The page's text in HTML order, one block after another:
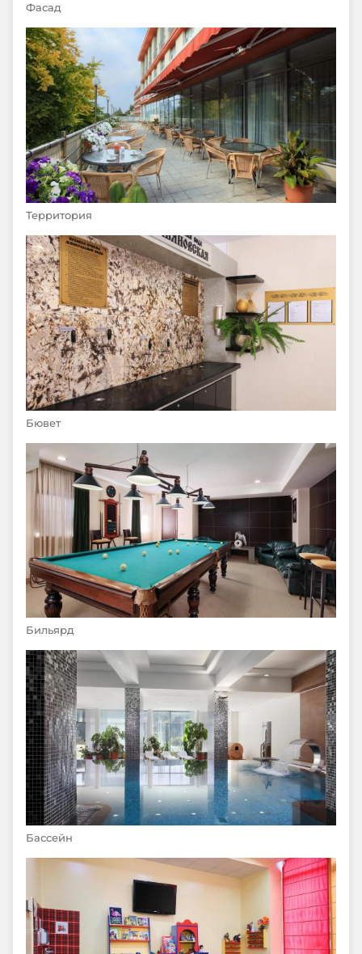
Фасад
Территория
Бювет
Бильярд
Бассейн